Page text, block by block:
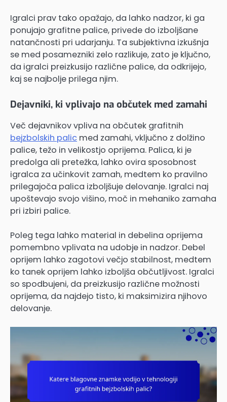
Igralci prav tako opažajo, da lahko nadzor, ki ga
ponujajo grafitne palice, privede do izboljšane
natančnosti pri udarjanju. Ta subjektivna izkušnja
se med posamezniki zelo razlikuje, zato je ključno,
da igralci preizkusijo različne palice, da odkrijejo,
kaj se najbolje prilega njim.
Dejavniki, ki vplivajo na občutek med zamahi
Več dejavnikov vpliva na občutek grafitnih
bejzbolskih palic med zamahi, vključno z dolžino
palice, težo in velikostjo oprijema. Palica, ki je
predolga ali pretežka, lahko ovira sposobnost
igralca za učinkovit zamah, medtem ko pravilno
prilegajoča palica izboljšuje delovanje. Igralci naj
upoštevajo svojo višino, moč in mehaniko zamaha
pri izbiri palice.
Poleg tega lahko material in debelina oprijema
pomembno vplivata na udobje in nadzor. Debel
oprijem lahko zagotovi večjo stabilnost, medtem
ko tanek oprijem lahko izboljša občutljivost. Igralci
so spodbujeni, da preizkusijo različne možnosti
oprijema, da najdejo tisto, ki maksimizira njihovo
delovanje.